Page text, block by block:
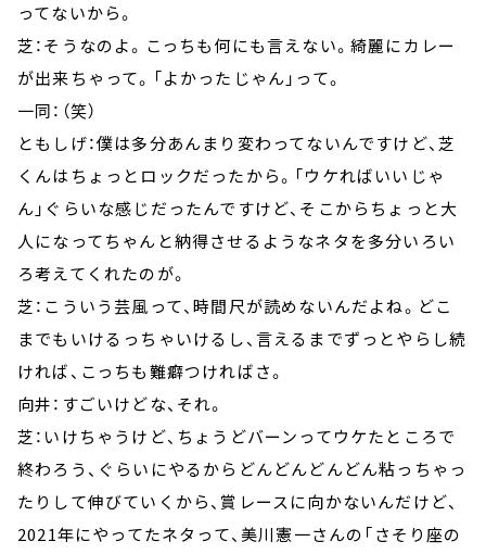
ってないから。
芝：そうなのよ。こっちも何にも言えない。綺麗にカレー
が出来ちゃって。「よかったじゃん」って。
一同：（笑）
ともしげ：僕は多分あんまり変わってないんですけど、芝
くんはちょっとロックだったから。「ウケればいいじゃ
ん」ぐらいな感じだったんですけど、そこからちょっと大
人になってちゃんと納得させるようなネタを多分いろい
ろ考えてくれたのが。
芝：こういう芸風って、時間尺が読めないんだよね。どこ
までもいけるっちゃいけるし、言えるまでずっとやらし続
ければ、こっちも難癖つければさ。
向井：すごいけどな、それ。
芝：いけちゃうけど、ちょうどバーンってウケたところで
終わろう、ぐらいにやるからどんどんどんどん粘っちゃっ
たりして伸びていくから、賞レースに向かないんだけど、
2021年にやってたネタって、美川憲一さんの「さそり座の